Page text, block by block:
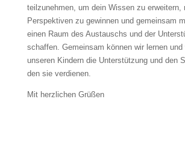
teilzunehmen, um dein Wissen zu erweitern,
Perspektiven zu gewinnen und gemeinsam
einen Raum des Austauschs und der
schaffen. Gemeinsam können wir lernen und
unseren Kindern die Unterstützung und den
den sie verdienen.
Mit herzlichen Grüßen